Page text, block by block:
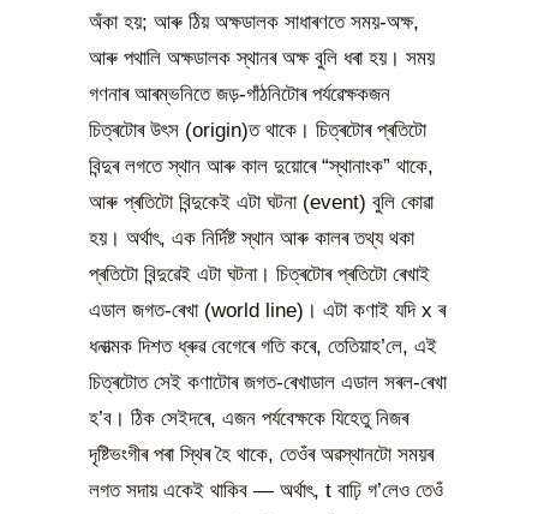
অঁকা হয়; আৰু ঠিয় অক্ষডালক সাধাৰণতে সময়-অক্ষ,
আৰু পথালি অক্ষডালক স্থানৰ অক্ষ বুলি ধৰা হয়। সময়
গণনাৰ আৰম্ভনিতে জড়-গাঁঠনিটোৰ পৰ্যৱেক্ষকজন
চিত্ৰটোৰ উৎস (origin)ত থাকে। চিত্ৰটোৰ প্ৰতিটো
বিন্দুৰ লগতে স্থান আৰু কাল দুয়োৰে “স্থানাংক” থাকে,
আৰু প্ৰতিটো বিন্দুকেই এটা ঘটনা (event) বুলি কোৱা
হয়। অৰ্থাৎ, এক নিৰ্দিষ্ট স্থান আৰু কালৰ তথ্য থকা
প্ৰতিটো বিন্দুৱেই এটা ঘটনা। চিত্ৰটোৰ প্ৰতিটো ৰেখাই
এডাল জগত-ৰেখা (world line)। এটা কণাই যদি x ৰ
ধনাত্মক দিশত ধ্ৰুৱ বেগেৰে গতি কৰে, তেতিয়াহ’লে, এই
চিত্ৰটোত সেই কণাটোৰ জগত-ৰেখাডাল এডাল সৰল-ৰেখা
হ’ব। ঠিক সেইদৰে, এজন পৰ্যবেক্ষকে যিহেতু নিজৰ
দৃষ্টিভংগীৰ পৰা স্থিৰ হৈ থাকে, তেওঁৰ অৱস্থানটো সময়ৰ
লগত সদায় একেই থাকিব — অৰ্থাৎ, t বাঢ়ি গ’লেও তেওঁ